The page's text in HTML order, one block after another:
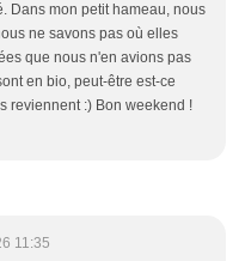
Dans mon petit hameau, nous
ne savons pas où elles
que nous n'en avions pas
en bio, peut-être est-ce
reviennent :) Bon weekend !
11:35